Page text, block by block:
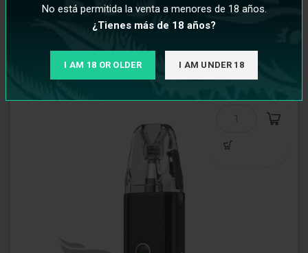
No está permitida la venta a menores de 18 años.
¿Tienes más de 18 años?
I AM 18 OR OLDER I AM UNDER 18
8,50